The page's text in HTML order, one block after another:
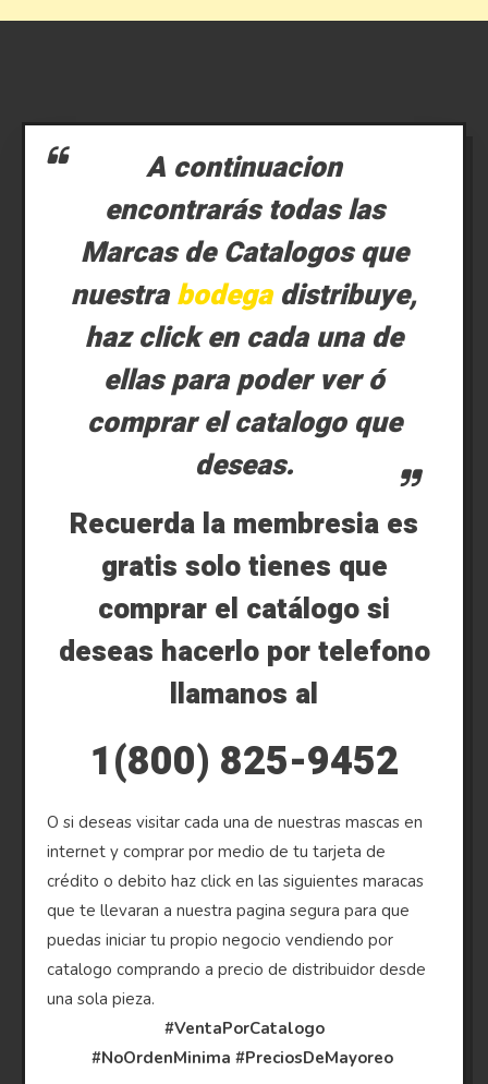
A continuacion
encontrarás todas las
Marcas de Catalogos que
nuestrabodegadistribuye,
haz click en cada una de
ellas para poder ver ó
comprar el catalogo que
deseas.
Recuerda la membresia es
gratis solo tienes que
comprar el catálogo si
deseas hacerlo por telefono
llamanos al
1(800) 825-9452
O si deseas visitar cada una de nuestras mascas en
internet y comprar por medio de tu tarjeta de
crédito o debito haz click en las siguientes maracas
que te llevaran a nuestra pagina segura para que
puedas iniciar tu propio negocio vendiendo por
catalogo comprando a precio de distribuidor desde
una sola pieza.
#VentaPorCatalogo
#NoOrdenMinima #PreciosDeMayoreo